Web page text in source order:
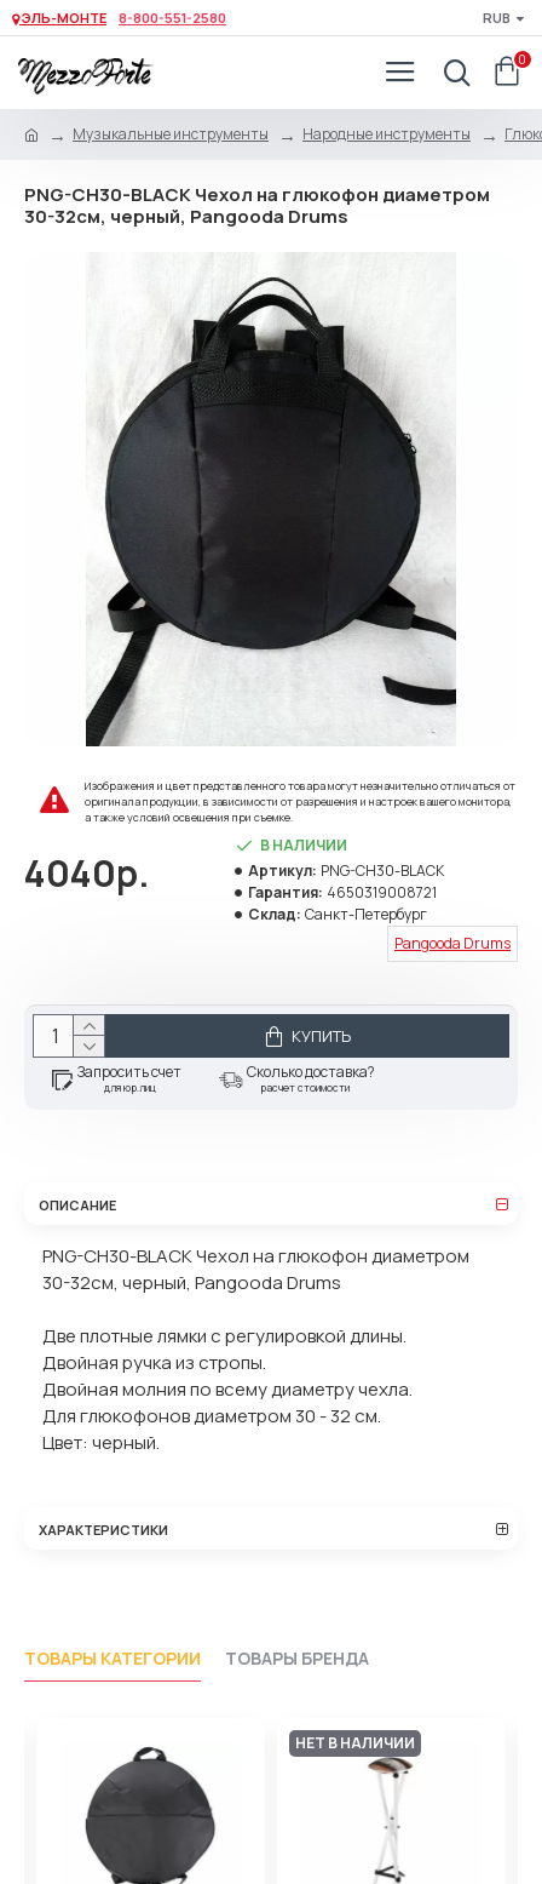
ЭЛЬ-МОНТЕ 8-800-551-2580 RUB
0
Музыкальные инструменты Народные инструменты
PNG-CH30-BLACK Чехол на глюкофон диаметром
30-32см, черный, Pangooda Drums
Изображения и цвет представленного товара могут незначительно отличаться от
оригинала продукции, в зависимости от разрешения и настроек вашего монитора,
а также условий освещения при съемке.
4040р.
В НАЛИЧИИ
Артикул: PNG-CH30-BLACK
Гарантия: 4650319008721
Склад: Санкт-Петербург
Pangooda Drums
КУПИТЬ
Запросить счет
для юр.лиц
Сколько доставка?
расчет стоимости
ОПИСАНИЕ
PNG-CH30-BLACK Чехол на глюкофон диаметром
30-32см, черный, Pangooda Drums
Две плотные лямки с регулировкой длины.
Двойная ручка из стропы.
Двойная молния по всему диаметру чехла.
Для глюкофонов диаметром 30 - 32 см.
Цвет: черный.
ХАРАКТЕРИСТИКИ
ТОВАРЫ КАТЕГОРИИ ТОВАРЫ БРЕНДА
НЕТ В НАЛИЧИИ